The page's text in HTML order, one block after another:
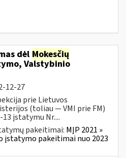
dėl Mokesčių
Valstybinio
12-27
prie Lietuvos
(toliau — VMI prie FM)
-13 įstatymu Nr....
pakeitimai: MĮP 2021 »
įstatymo pakeitimai nuo 2023